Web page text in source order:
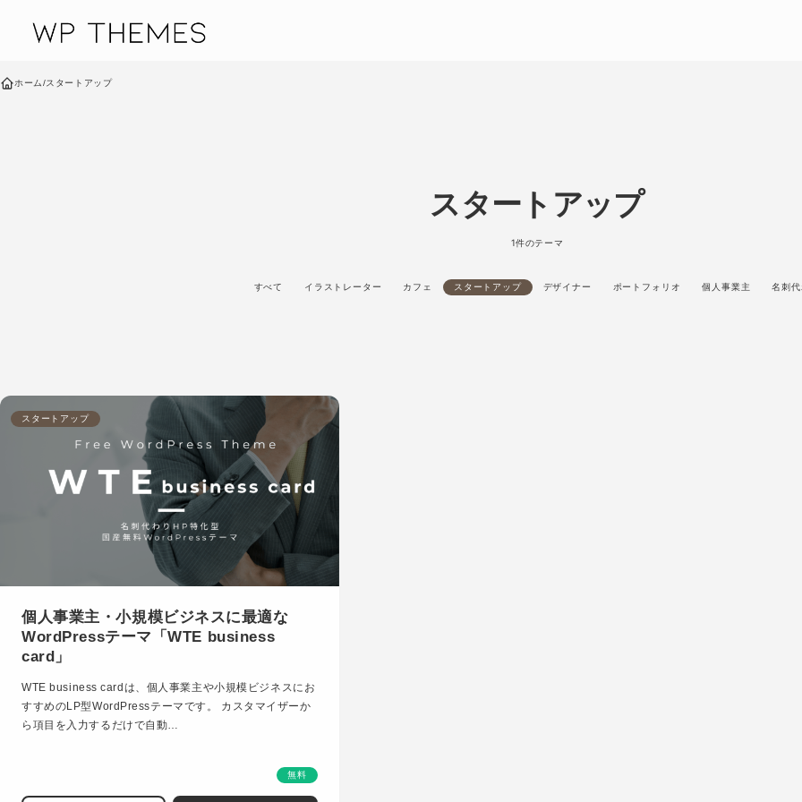
ホーム/スタートアップ
スタートアップ
1件のテーマ
すべて イラストレーター カフェ スタートアップ デザイナー ポートフォリオ 個人事業主 名刺代
スタートアップ
個人事業主・小規模ビジネスに最適な
WordPressテーマ「WTE business
card」
WTE business cardは、個人事業主や小規模ビジネスにお
すすめのLP型WordPressテーマです。 カスタマイザーか
ら項目を入力するだけで自動…
無料